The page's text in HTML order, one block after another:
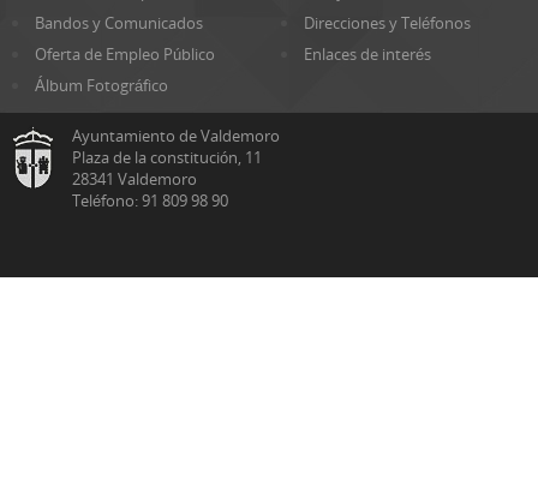
Bandos y Comunicados
Direcciones y Teléfonos
Oferta de Empleo Público
Enlaces de interés
Álbum Fotográfico
Ayuntamiento de Valdemoro
Plaza de la constitución, 11
28341 Valdemoro
Teléfono: 91 809 98 90